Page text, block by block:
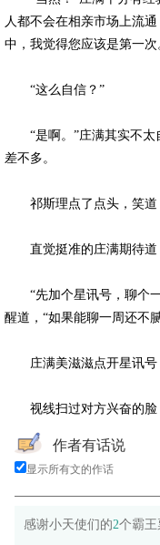
人都不会在相亲市场上流
中，我觉得您应该是第一次
“这么自信？”
“是啊。”庄满其实不太
差不多。
祁斯理点了点头，笑道
直觉挺准的庄满期待道
“先加个星讯号，聊个一
醒道，“如果能聊一周还不
庄满美滋滋点开星讯号
视线扫过对方兴奋的脸
作者有话说
显示所有文的作话
感谢小天使们的2个霸王